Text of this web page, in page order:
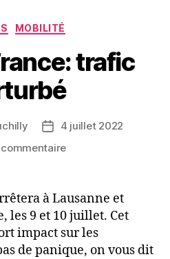
Catégories
MOBILITÉ
trafic
Date
de
4 juillet 2022
commentairesur
France:
trafic
perturbé
à Lausanne et
les 9 et 10 juillet. Cet
impact sur les
de panique, on vous dit